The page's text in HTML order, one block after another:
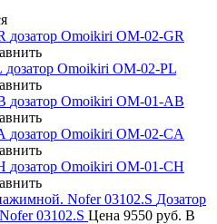
дозатор Omoikiri OM-02-GR
дозатор Omoikiri OM-02-PL
дозатор Omoikiri OM-01-AB
дозатор Omoikiri OM-02-CA
дозатор Omoikiri OM-01-CH
Дозатор
03102.S Цена 9550 руб. В